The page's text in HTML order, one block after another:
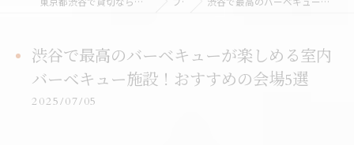
渋谷で最高のバーベキューが楽しめる室内
バーベキュー施設！おすすめの会場5選
2025/07/05